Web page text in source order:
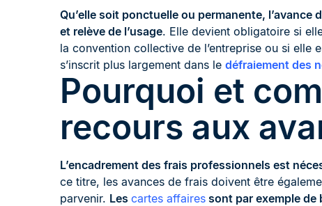
Qu’elle soit ponctuelle ou permanente,
et relève de l’usage. Elle devient obligatoire si
la convention collective de l’entreprise ou si elle
s’inscrit plus largement dans le défraiement des
Pourquoi et
recours aux
L’encadrement des frais professionnels est
ce titre, les avances de frais doivent être
parvenir. Les cartes affaires sont par exemple de